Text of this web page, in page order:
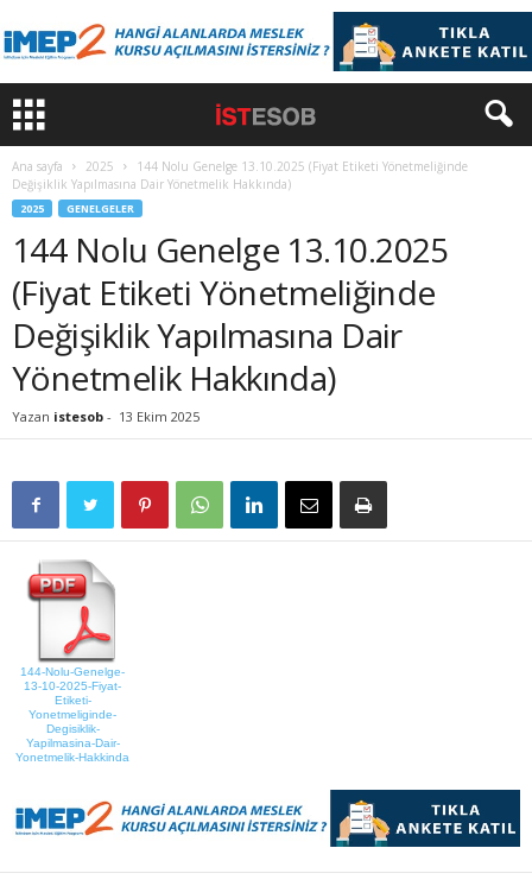
Ana sayfa 2025
144 Nolu Genelge 13.10.2025 (Fiyat Etiketi Yönetmeliğinde
Değişiklik Yapılmasına Dair Yönetmelik Hakkında)
2025 GENELGELER
144 Nolu Genelge 13.10.2025
(Fiyat Etiketi Yönetmeliğinde
Değişiklik Yapılmasına Dair
Yönetmelik Hakkında)
Yazan istesob - 13 Ekim 2025
144-Nolu-Genelge-
13-10-2025-Fiyat-
Etiketi-
Yonetmeliginde-
Degisiklik-
Yapilmasina-Dair-
Yonetmelik-Hakkinda